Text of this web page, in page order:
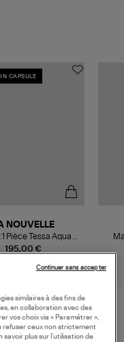
CAPSULE
195,00 €
NOUVELLE
Pièce Tessa Aqua
Capsule Heritage
similaires à des fins de
en collaboration avec des
vos choix via « Paramétrer »,
refuser ceux non strictement
plus sur l’utilisation de
Continuer sans accepter